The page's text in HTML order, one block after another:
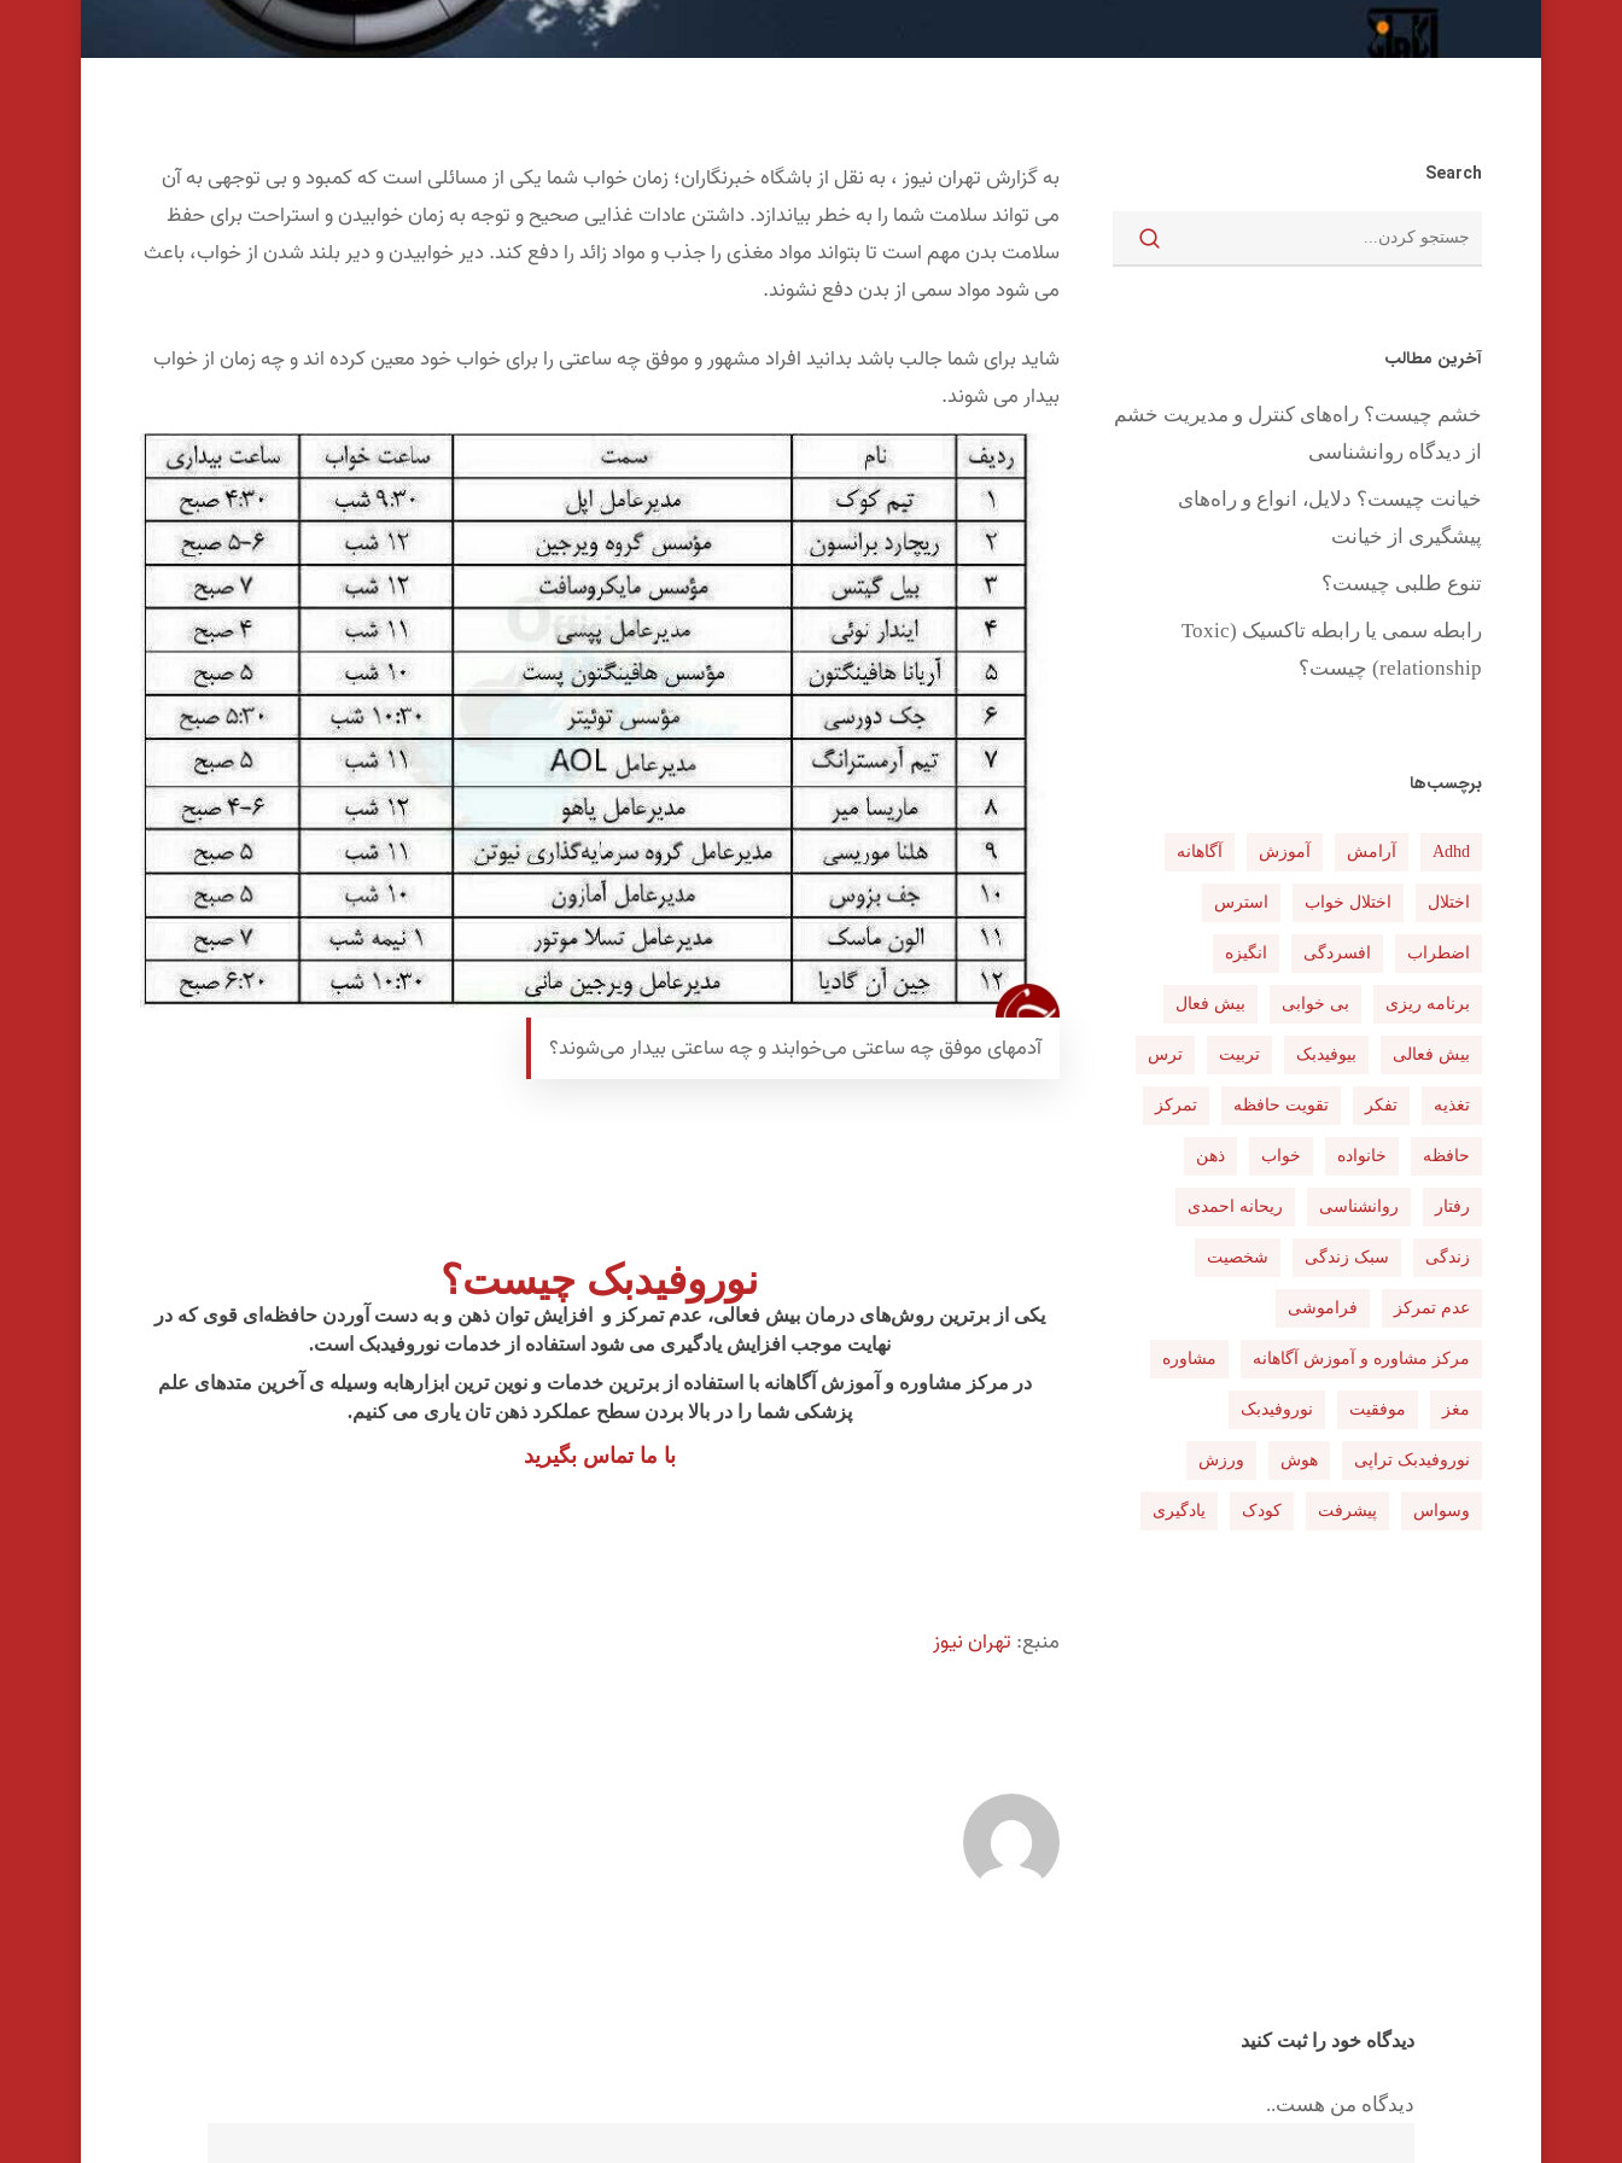
اینتر را برای جستجو و یا ESC برای بستن بفشارید
به گزارش تهران نیوز ، به نقل از باشگاه خبرنگاران؛ زمان خواب شما یکی از مسائلی است که کمبود و بی توجهی به آن
می تواند سلامت شما را به خطر بیاندازد. داشتن عادات غذایی صحیح و توجه به زمان خوابیدن و استراحت برای حفظ
سلامت بدن مهم است تا بتواند مواد مغذی را جذب و مواد زائد را دفع کند. دیر خوابیدن و دیر بلند شدن از خواب، باعث
می شود مواد سمی از بدن دفع نشوند.
شاید برای شما جالب باشد بدانید افراد مشهور و موفق چه ساعتی را برای خواب خود معین کرده اند و چه زمان از خواب
بیدار می شوند.
آدمهای موفق چه ساعتی می‌خوابند و چه ساعتی بیدار می‌شوند؟
نوروفیدبک چیست؟
یکی از برترین روش‌های درمان بیش فعالی، عدم تمرکز و افزایش توان ذهن و به دست آوردن حافظه‌ای قوی که در
نهایت موجب افزایش یادگیری می شود استفاده از خدمات نوروفیدبک است.
در مرکز مشاوره و آموزش آگاهانه با استفاده از برترین خدمات و نوین ترین ابزارهابه وسیله ی آخرین متدهای علم
پزشکی شما را در بالا بردن سطح عملکرد ذهن تان یاری می کنیم.
با ما تماس بگیرید
منبع: تهران نیوز
Search
آخرین مطالب
خشم چیست؟ راه‌های کنترل و مدیریت خشم
از دیدگاه روانشناسی
خیانت چیست؟ دلایل، انواع و راه‌های
پیشگیری از خیانت
تنوع طلبی چیست؟
رابطه سمی یا رابطه تاکسیک (Toxic
relationship) چیست؟
برچسب‌ها
Adhd آرامش آموزش آگاهانه
اختلال اختلال خواب استرس
اضطراب افسردگی انگیزه
برنامه ریزی بی خوابی بیش فعال
بیش فعالی بیوفیدبک تربیت ترس
تغذیه تفکر تقویت حافظه تمرکز
حافظه خانواده خواب ذهن
رفتار روانشناسی ریحانه احمدی
زندگی سبک زندگی شخصیت
عدم تمرکز فراموشی
مرکز مشاوره و آموزش آگاهانه مشاوره
مغز موفقیت نوروفیدبک
نوروفیدبک تراپی هوش ورزش
وسواس پیشرفت کودک یادگیری
دیدگاه خود را ثبت کنید
دیدگاه من هست..